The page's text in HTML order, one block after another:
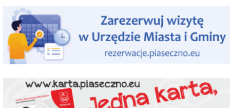
użytkowników
czytników
ekranowych Znajdujesz
się
podstronie